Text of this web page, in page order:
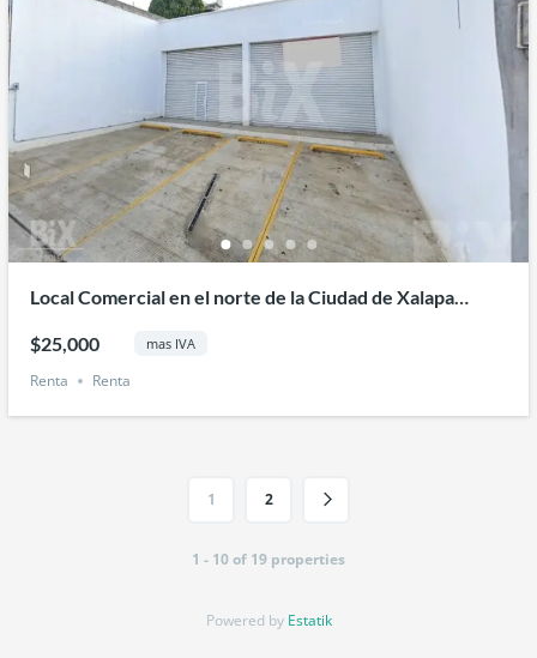
Local Comercial en el norte de la Ciudad de Xalapa
$25,000 mas IVA
Renta Renta
1 2
1 - 10 of 19 properties
Powered by Estatik